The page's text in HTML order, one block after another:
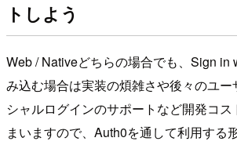
トしよう
Web / Nativeどちらの場合でも、Sign in
み込む場合は実装の煩雑さや後々のユ
シャルログインのサポートなど開発コ
まいますので、Auth0を通して利用する